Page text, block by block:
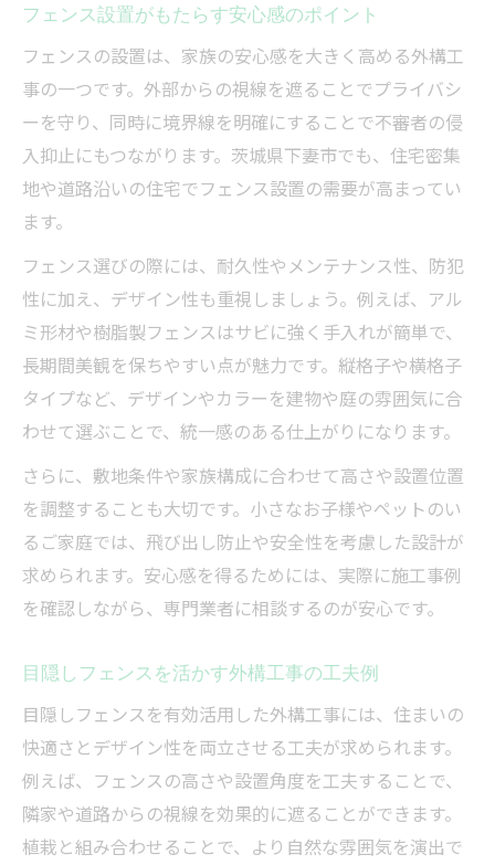
フェンス設置がもたらす安心感のポイント
フェンスの設置は、家族の安心感を大きく高める外構工
事の一つです。外部からの視線を遮ることでプライバシ
ーを守り、同時に境界線を明確にすることで不審者の侵
入抑止にもつながります。茨城県下妻市でも、住宅密集
地や道路沿いの住宅でフェンス設置の需要が高まってい
ます。
フェンス選びの際には、耐久性やメンテナンス性、防犯
性に加え、デザイン性も重視しましょう。例えば、アル
ミ形材や樹脂製フェンスはサビに強く手入れが簡単で、
長期間美観を保ちやすい点が魅力です。縦格子や横格子
タイプなど、デザインやカラーを建物や庭の雰囲気に合
わせて選ぶことで、統一感のある仕上がりになります。
さらに、敷地条件や家族構成に合わせて高さや設置位置
を調整することも大切です。小さなお子様やペットのい
るご家庭では、飛び出し防止や安全性を考慮した設計が
求められます。安心感を得るためには、実際に施工事例
を確認しながら、専門業者に相談するのが安心です。
目隠しフェンスを活かす外構工事の工夫例
目隠しフェンスを有効活用した外構工事には、住まいの
快適さとデザイン性を両立させる工夫が求められます。
例えば、フェンスの高さや設置角度を工夫することで、
隣家や道路からの視線を効果的に遮ることができます。
植栽と組み合わせることで、より自然な雰囲気を演出で